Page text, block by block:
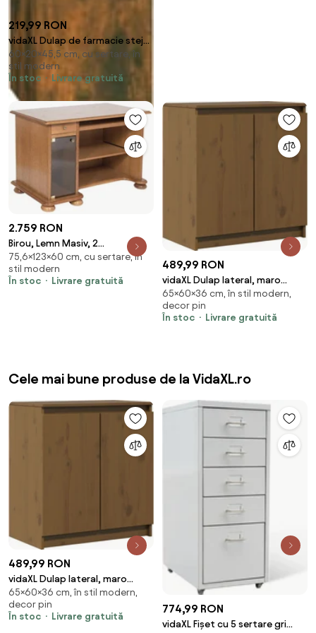
219,99 RON
vidaXL Dulap de farmacie stejar
fumuriu 20x45,5x60 cm lemn
prelucrat
60×20×45,5 cm, cu sertare, în
stil modern
În stoc
Livrare gratuită
2.759 RON
Birou, Lemn Masiv, 2
compartimente, 123x60x75cm
75,6×123×60 cm, cu sertare, în
stil modern
În stoc
Livrare gratuită
489,99 RON
vidaXL Dulap lateral, maro
miere, 60x36x65 cm, lemn
masiv de pin
65×60×36 cm, în stil modern,
decor pin
În stoc
Livrare gratuită
Cele mai bune produse de la VidaXL.ro
489,99 RON
vidaXL Dulap lateral, maro
miere, 60x36x65 cm, lemn
masiv de pin
65×60×36 cm, în stil modern,
decor pin
În stoc
Livrare gratuită
774,99 RON
vidaXL Fișet cu 5 sertare gri